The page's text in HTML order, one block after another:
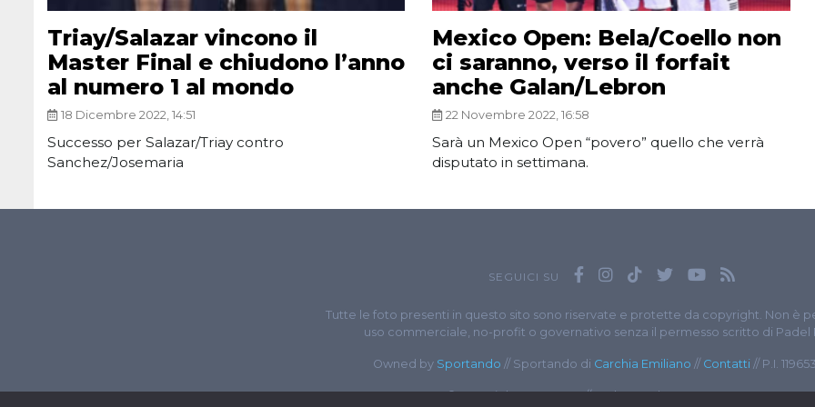
Triay/Salazar vincono il
Master Final e chiudono l’anno
al numero 1 al mondo
18 Dicembre 2022, 14:51
Successo per Salazar/Triay contro
Sanchez/Josemaria
Mexico Open: Bela/Coello non
ci saranno, verso il forfait
anche Galan/Lebron
22 Novembre 2022, 16:58
Sarà un Mexico Open “povero” quello che verrà
disputato in settimana.
SEGUICI SU
Tutte le foto presenti in questo sito sono riservate e protette da copyright. Non è
uso commerciale, no-profit o governativo senza il permesso scritto di Padel
Owned by Sportando // Sportando di Carchia Emiliano // Contatti // P.I.
© Copyright 2020-2026 // Web DeveloperMatteo Manna